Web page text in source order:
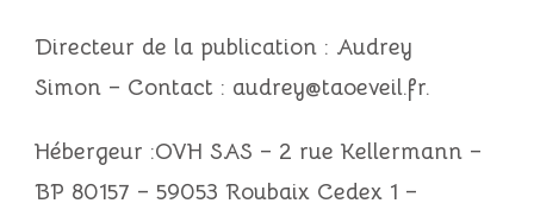
Directeur de la publication : Audrey
Simon – Contact : audrey@taoeveil.fr.
Hébergeur :OVH SAS – 2 rue Kellermann –
BP 80157 – 59053 Roubaix Cedex 1 –